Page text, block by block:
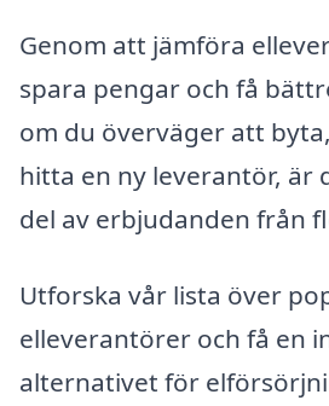
Genom att jämföra
spara pengar och få
om du överväger att
hitta en ny leverantör, är
del av erbjudanden från
Utforska vår lista över
elleverantörer och få en
alternativet för